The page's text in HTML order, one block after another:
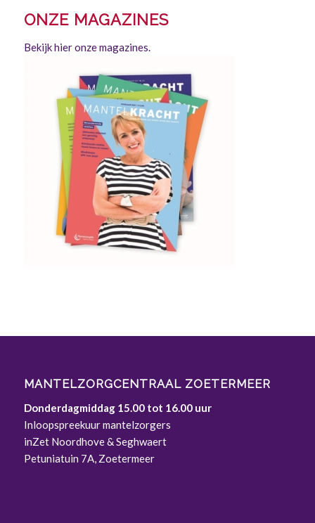
ONZE MAGAZINES
Bekijk hier onze magazines.
MANTELZORGCENTRAAL ZOETERMEER
Donderdagmiddag 15.00 tot 16.00 uur
Inloopspreekuur mantelzorgers
inZet Noordhove & Seghwaert
Petuniatuin 7A, Zoetermeer